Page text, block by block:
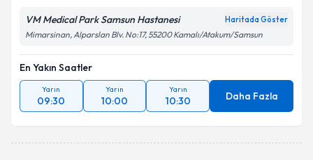
VM Medical Park Samsun Hastanesi Haritada Göster
Mimarsinan, Alparslan Blv. No:17, 55200 Kamalı/Atakum/Samsun
En Yakın Saatler
Yarın
09:30
Yarın
10:00
Yarın
10:30 Daha Fazla